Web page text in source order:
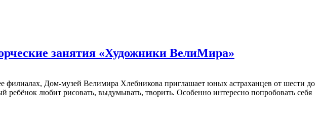
занятия «Художники ВелиМира»
филиалах, Дом-музей Велимира Хлебникова приглашает юных астраханцев от шести до
любит рисовать, выдумывать, творить. Особенно интересно попробовать себя